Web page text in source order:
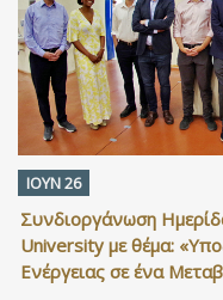
ΙΟΥΝ 26
Συνδιοργάνωση
University με θέμα:
Ενέργειας σε ένα